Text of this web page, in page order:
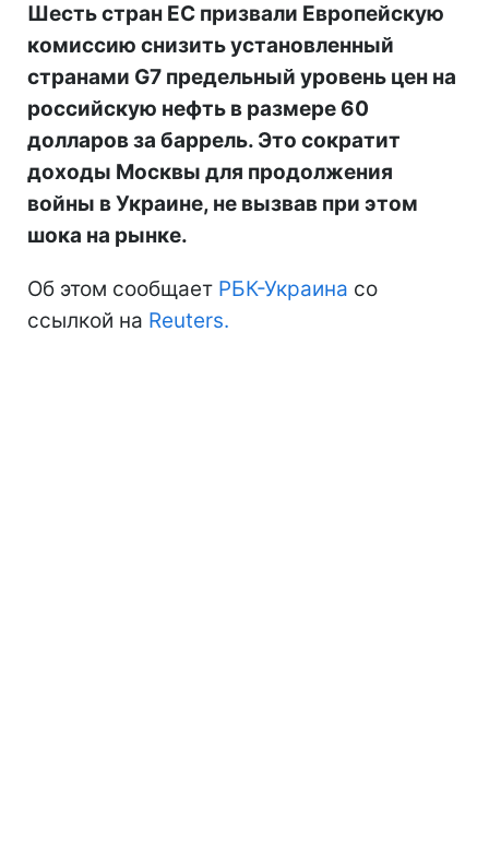
Шесть стран ЕС призвали Европейскую
комиссию снизить установленный
странами G7 предельный уровень цен на
российскую нефть в размере 60
долларов за баррель. Это сократит
доходы Москвы для продолжения
войны в Украине, не вызвав при этом
шока на рынке.
Об этом сообщает РБК-Украина со
ссылкой на Reuters.